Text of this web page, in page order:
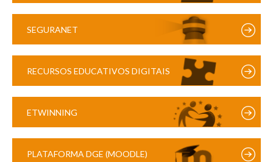
SEGURANET
RECURSOS EDUCATIVOS DIGITAIS
ETWINNING
PLATAFORMA DGE (MOODLE)